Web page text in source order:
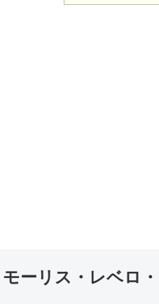
モーリス・レベロ